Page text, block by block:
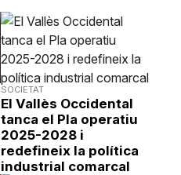
SOCIETAT
El Vallès Occidental
tanca el Pla operatiu
2025-2028 i
redefineix la política
industrial comarcal